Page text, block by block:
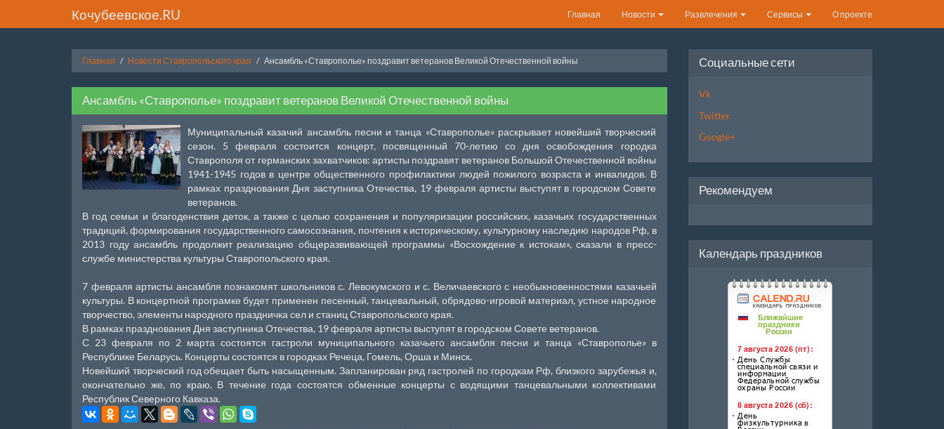
Кочубеевское.RU Главная Новости Развлечения Сервисы О проекте
Главная Новости Ставропольского края Ансамбль «Ставрополье» поздравит ветеранов Великой Отечественной войны
Ансамбль «Ставрополье» поздравит ветеранов Великой Отечественной войны
Муниципальный казачий ансамбль песни и танца «Ставрополье» раскрывает новейший творческий
сезон. 5 февраля состоится концерт, посвященный 70-летию со дня освобождения городка
Ставрополя от германских захватчиков: артисты поздравят ветеранов Большой Отечественной войны
1941-1945 годов в центре общественного профилактики людей пожилого возраста и инвалидов. В
рамках празднования Дня заступника Отечества, 19 февраля артисты выступят в городском Совете
ветеранов.
В год семьи и благоденствия деток, а также с целью сохранения и популяризации российских, казачьих государственных
традиций, формирования государственного самосознания, почтения к историческому, культурному наследию народов Рф, в
2013 году ансамбль продолжит реализацию общеразвивающей программы «Восхождение к истокам», сказали в пресс-
службе министерства культуры Ставропольского края.
7 февраля артисты ансамбля познакомят школьников с. Левокумского и с. Величаевского с необыкновенностями казачьей
культуры. В концертной програмке будет применен песенный, танцевальный, обрядово-игровой материал, устное народное
творчество, элементы народного праздничка сел и станиц Ставропольского края.
В рамках празднования Дня заступника Отечества, 19 февраля артисты выступят в городском Совете ветеранов.
С 23 февраля по 2 марта состоятся гастроли муниципального казачьего ансамбля песни и танца «Ставрополье» в
Республике Беларусь. Концерты состоятся в городках Речеца, Гомель, Орша и Минск.
Новейший творческий год обещает быть насыщенным. Запланирован ряд гастролей по городкам Рф, близкого зарубежья и,
окончательно же, по краю. В течение года состоятся обменные концерты с водящими танцевальными коллективами
Республик Северного Кавказа.
Социальные сети
Vk
Twitter
Google+
Рекомендуем
Календарь праздников